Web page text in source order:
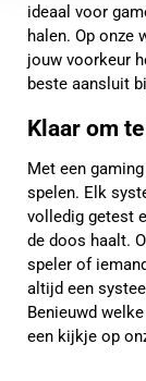
ideaal voor
halen. Op onze
jouw voorkeur
beste aansluit
Klaar om
Met een
spelen. Elk
volledig getest
de doos haalt.
speler of
altijd een
Benieuwd
een kijkje op